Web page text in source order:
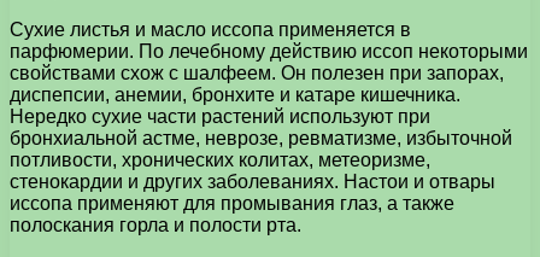
Сухие листья и масло иссопа применяется в
парфюмерии. По лечебному действию иссоп некоторыми
свойствами схож с шалфеем. Он полезен при запорах,
диспепсии, анемии, бронхите и катаре кишечника.
Нередко сухие части растений используют при
бронхиальной астме, неврозе, ревматизме, избыточной
потливости, хронических колитах, метеоризме,
стенокардии и других заболеваниях. Настои и отвары
иссопа применяют для промывания глаз, а также
полоскания горла и полости рта.